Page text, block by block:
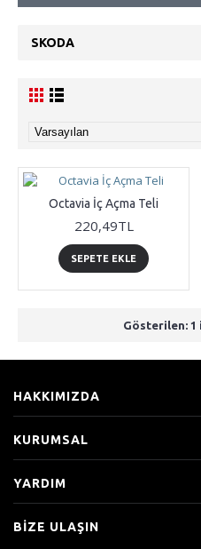
SKODA
Octavia İç Açma Teli
220,49TL
SEPETE EKLE
Gösterilen: 1
HAKKIMIZDA
KURUMSAL
YARDIM
BIZE ULAŞIN